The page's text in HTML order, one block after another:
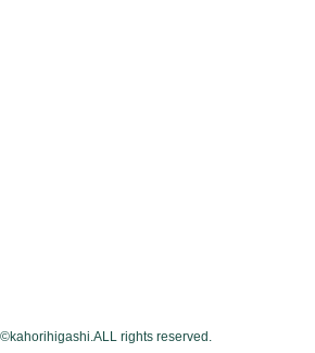
©kahorihigashi.ALL rights reserved.